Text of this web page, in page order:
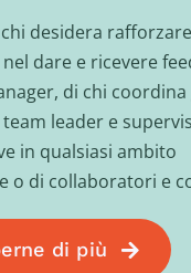
desidera
dare e ricevere
di chi
leader e
in qualsiasi ambito
o di collaboratori e
di più